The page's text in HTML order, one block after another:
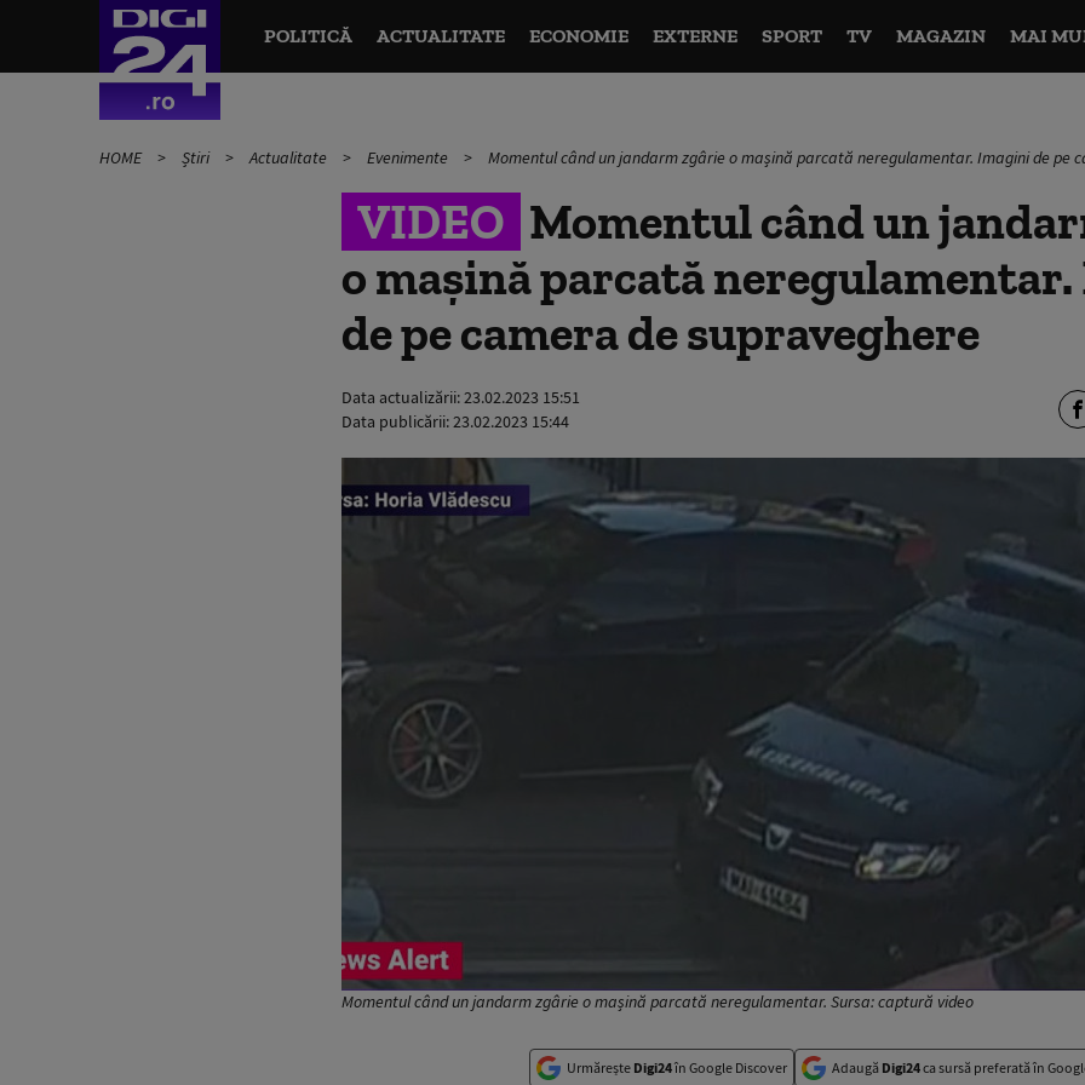
POLITICĂ ACTUALITATE ECONOMIE EXTERNE SPORT TV MAGAZIN MAI
HOME Știri Actualitate Evenimente Momentul când un jandarm zgârie o mașină parcată neregulamentar. Imagini de pe
VIDEO Momentul când un
o mașină parcată
de pe camera de supraveghere
Data actualizării:23.02.2023 15:51
Data publicării:23.02.2023 15:44
Momentul când un jandarm zgârie o mașină parcată neregulamentar. Sursa: captură video
Urmărește Digi24în Google Discover Adaugă Digi24ca sursă preferată în